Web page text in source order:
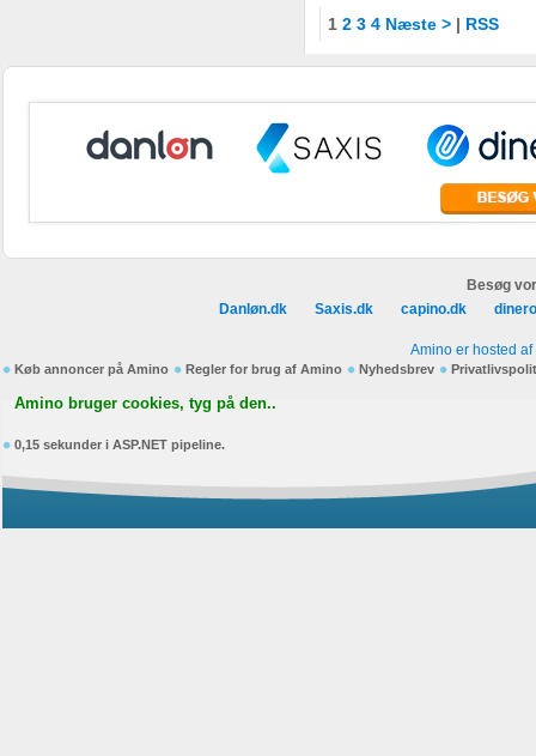
1 2 3 4 Næste > | RSS
Besøg
Danløn.dk
Saxis.dk capino.dk
Amino er hosted af
Køb annoncer på Amino Regler for brug af Amino Nyhedsbrev
Amino bruger cookies, tyg på den..
0,15 sekunder i ASP.NET pipeline.